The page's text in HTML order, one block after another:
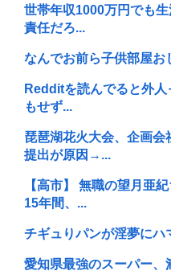
世帯年収1000万円でも
責任だろ...
なんでお前ら子供部屋お
Redditを読んでると外
もせず...
琵琶湖花火大会、企画
提出が原因→...
【高市】 無職の望月亜
15年間、...
チギュりパンが淫夢にハ
愛知県最強のスーパー、